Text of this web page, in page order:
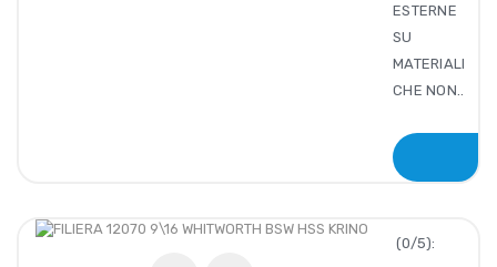
ESTERNE
SU
MATERIALI
CHE NON..
(0/5):